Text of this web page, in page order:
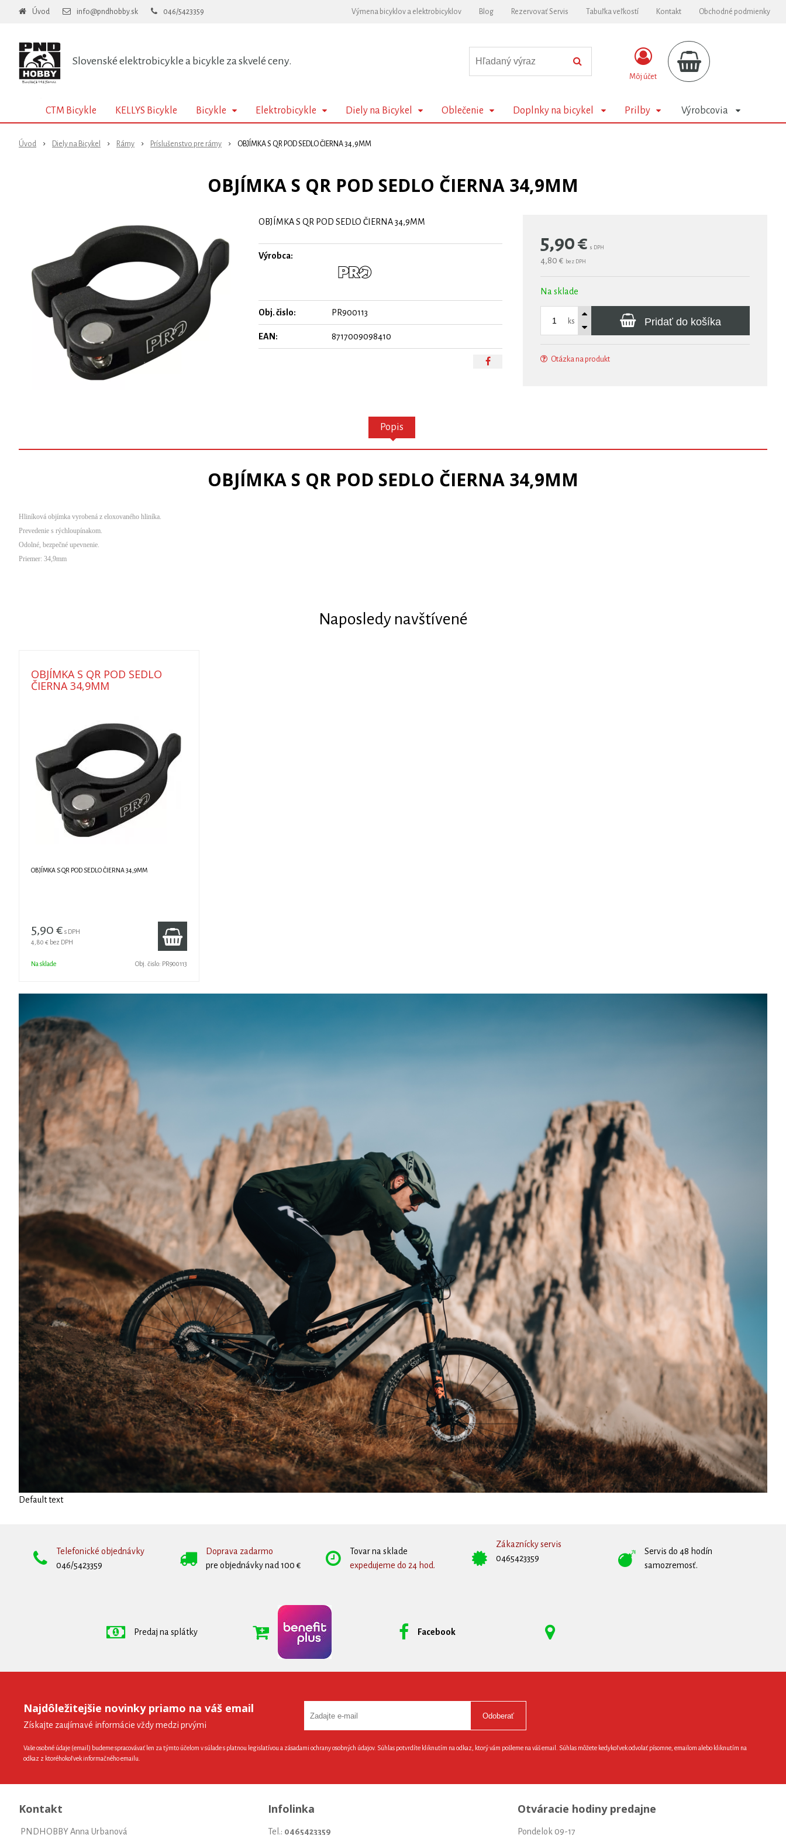
Slovenské elektrobicykle a bicykle za skvelé ceny.
Úvod info@pndhobby.sk 046/5423359 Výmena bicyklov a elektrobicyklov Blog Rezervovať Servis Tabuľka veľkostí Kontakt Obchodné podmienky
Môj účet
CTM Bicykle KELLYS Bicykle Bicykle Elektrobicykle Diely na Bicykel Oblečenie Doplnky na bicykel Prilby Výrobcovia
Úvod Diely na Bicykel Rámy Príslušenstvo pre rámy OBJÍMKA S QR POD SEDLO ČIERNA 34,9MM
OBJÍMKA S QR POD SEDLO ČIERNA 34,9MM
5,90€ s DPH
4,80 € bez DPH
Na sklade
ks Pridať do košíka
Otázka na produkt
OBJÍMKA S QR POD SEDLO ČIERNA 34,9MM
Výrobca:
Obj. čislo: PR900113
EAN: 8717009098410
Popis
OBJÍMKA S QR POD SEDLO ČIERNA 34,9MM
Hliníková objímka vyrobená z eloxovaného hliníka.
Prevedenie s rýchloupínakom.
Odolné, bezpečné upevnenie.
Priemer: 34,9mm
Naposledy navštívené
OBJÍMKA S QR POD SEDLO
ČIERNA 34,9MM
OBJÍMKA S QR POD SEDLO ČIERNA 34,9MM
5,90 € s DPH
4,80 € bez DPH
Na sklade Obj. čislo: PR900113
Default text
Telefonické objednávky
046/5423359
Doprava zadarmo
pre objednávky nad 100 €
Tovar na sklade
expedujeme do 24 hod.
Zákaznícky servis
0465423359
Servis do 48 hodín
samozremosť.
Predaj na splátky Facebook
Najdôležitejšie novinky priamo na váš email
Získajte zaujímavé informácie vždy medzi prvými
Odoberať
Vaše osobné údaje (email) budeme spracovávať len za týmto účelom v súlade s platnou legislatívou a zásadami ochrany osobných údajov. Súhlas potvrdíte kliknutím na odkaz, ktorý vám pošleme na váš email. Súhlas môžete kedykoľvek odvolať písomne, emailom alebo kliknutím na
odkaz z ktoréhokoľvek informačného emailu.
Kontakt
PNDHOBBY Anna Urbanová
Infolinka
Tel.: 0465423359
Otváracie hodiny predajne
Pondelok 09-17